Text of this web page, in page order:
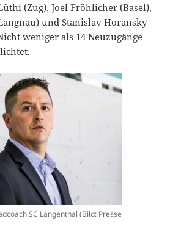
(Zug), Joel Fröhlicher (Basel),
und Stanislav Horansky
weniger als 14 Neuzugänge
SC Langenthal (Bild: Presse